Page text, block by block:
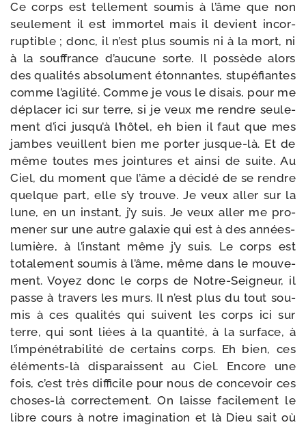
Ce corps est tel­le­ment sou­mis à l’âme que non
seule­ment il est immor­tel mais il devient incor­
rup­tible ; donc, il n’est plus sou­mis ni à la mort, ni
à la souf­france d’au­cune sorte. Il pos­sède alors
des qua­li­tés abso­lu­ment éton­nantes, stu­pé­fiantes
comme l’a­gi­li­té. Comme je vous le disais, pour me
dépla­cer ici sur terre, si je veux me rendre seule­
ment d’i­ci jus­qu’à l’hô­tel, eh bien il faut que mes
jambes veuillent bien me por­ter jusque-​là. Et de
même toutes mes join­tures et ain­si de suite. Au
Ciel, du moment que l’âme a déci­dé de se rendre
quelque part, elle s’y trouve. Je veux aller sur la
lune, en un ins­tant, j’y suis. Je veux aller me pro­
me­ner sur une autre galaxie qui est à des années-​
lumière, à l’ins­tant même j’y suis. Le corps est
tota­le­ment sou­mis à l’âme, même dans le mou­ve­
ment. Voyez donc le corps de Notre-​Seigneur, il
passe à tra­vers les murs. Il n’est plus du tout sou­
mis à ces qua­li­tés qui suivent les corps ici sur
terre, qui sont liées à la quan­ti­té, à la sur­face, à
l’im­pé­né­tra­bi­li­té de cer­tains corps. Eh bien, ces
éléments-​là dis­pa­raissent au Ciel. Encore une
fois, c’est très dif­fi­cile pour nous de conce­voir ces
choses-​là cor­rec­te­ment. On laisse faci­le­ment le
libre cours à notre ima­gi­na­tion et là Dieu sait où